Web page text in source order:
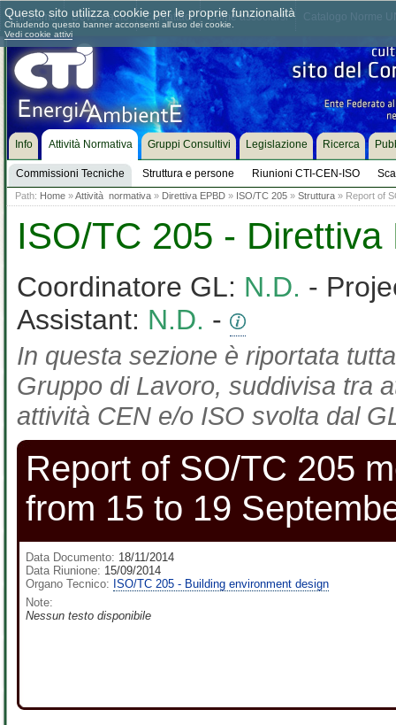
Chi siamo Dove siamo Contattaci Come associarsi
Info Attività Normativa
Commissioni Tecniche Struttura e persone Riunioni CTI-CEN-ISO
Gruppi Consultivi Legislazione Ricerca
Path: Home »Attività normativa » Direttiva EPBD » ISO/TC 205 » Struttura » Report of
ISO/TC 205 - Direttiva
Coordinatore GL: N.D. -
Assistant: N.D. -
In questa sezione è riportata
Gruppo di Lavoro, suddivisa tra
attività CEN e/o ISO svolta dal
Report of SO/TC 205
from 15 to 19
Data Documento: 18/11/2014
Data Riunione: 15/09/2014
Organo Tecnico: ISO/TC 205 - Building environment design
Note:
Nessun testo disponibile
Questo sito utilizza cookie per le proprie funzionalità
Chiudendo questo banner acconsenti all'uso dei cookie.
Vedi cookie attivi